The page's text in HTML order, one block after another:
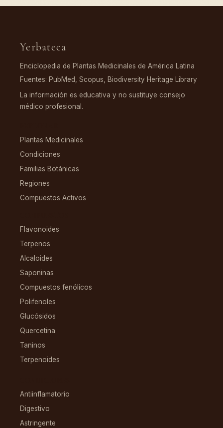
Yerbateca
Enciclopedia de Plantas Medicinales de América Latina
Fuentes: PubMed, Scopus, Biodiversity Heritage Library
La información es educativa y no sustituye consejo
médico profesional.
Plantas Medicinales
Condiciones
Familias Botánicas
Regiones
Compuestos Activos
Flavonoides
Terpenos
Alcaloides
Saponinas
Compuestos fenólicos
Polifenoles
Glucósidos
Quercetina
Taninos
Terpenoides
Antiinflamatorio
Digestivo
Astringente